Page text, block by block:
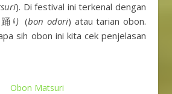
). Di festival ini terkenal dengan
踊り (bon odori) atau tarian obon.
sih obon ini kita cek penjelasan
Obon Matsuri